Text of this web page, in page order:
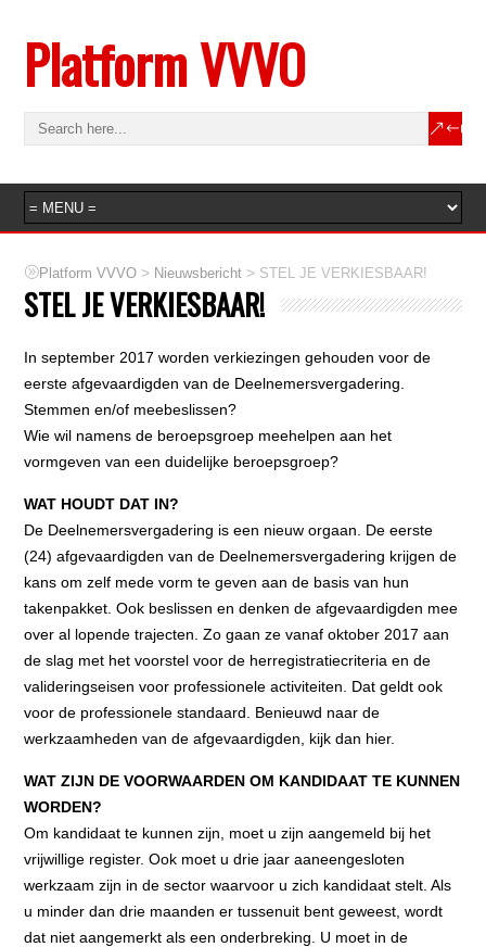
Platform VVVO
Platform VVVO > Nieuwsbericht > STEL JE VERKIESBAAR!
STEL JE VERKIESBAAR!
In september 2017 worden verkiezingen gehouden voor de
eerste afgevaardigden van de Deelnemersvergadering.
Stemmen en/of meebeslissen?
Wie wil namens de beroepsgroep meehelpen aan het
vormgeven van een duidelijke beroepsgroep?
WAT HOUDT DAT IN?
De Deelnemersvergadering is een nieuw orgaan. De eerste
(24) afgevaardigden van de Deelnemersvergadering krijgen de
kans om zelf mede vorm te geven aan de basis van hun
takenpakket. Ook beslissen en denken de afgevaardigden mee
over al lopende trajecten. Zo gaan ze vanaf oktober 2017 aan
de slag met het voorstel voor de herregistratiecriteria en de
valideringseisen voor professionele activiteiten. Dat geldt ook
voor de professionele standaard. Benieuwd naar de
werkzaamheden van de afgevaardigden, kijk dan hier.
WAT ZIJN DE VOORWAARDEN OM KANDIDAAT TE KUNNEN
WORDEN?
Om kandidaat te kunnen zijn, moet u zijn aangemeld bij het
vrijwillige register. Ook moet u drie jaar aaneengesloten
werkzaam zijn in de sector waarvoor u zich kandidaat stelt. Als
u minder dan drie maanden er tussenuit bent geweest, wordt
dat niet aangemerkt als een onderbreking. U moet in de